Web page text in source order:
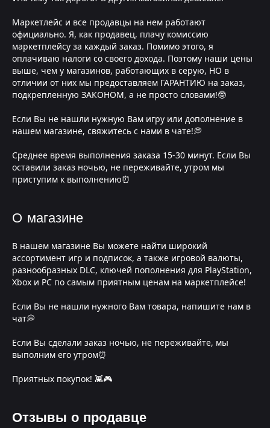
Маркетлейс и все продавцы на нем работают
официально. Я, как продавец, плачу комиссию
маркетплейсу за каждый заказ. Помимо этого, я
оплачиваю налоги со своего дохода. Поэтому наши цены
выше, чем у магазинов, работающих в серую, НО в
отличии от них мы предоставляем ГАРАНТИЮ на заказ,
подкрепленную ЗАКОНОМ, а не просто словами!🤓
Если Вы не нашли нужную Вам игру или дополнение в
нашем магазине, свяжитесь с нами в чате!💭
Среднее время выполнения заказа 15-30 минут. Если Вы
оставили заказ ночью, не переживайте, утром мы
приступим к выполнению⏰
О магазине
В нашем магазине Вы можете найти широкий
ассортимент игр и подписок, а также игровой валюты,
разнообразных DLC, ключей пополнения для PlayStation,
Xbox и PC по самым приятным ценам на маркетплейсе!
Если Вы не нашли нужного Вам товара, напишите нам в
чат💭
Если Вы сделали заказ ночью, не переживайте, мы
выполним его утром⏰
Приятных покупок! 👾🎮
Отзывы о продавце